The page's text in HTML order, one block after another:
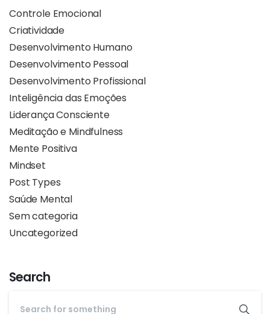
Controle Emocional
Criatividade
Desenvolvimento Humano
Desenvolvimento Pessoal
Desenvolvimento Profissional
Inteligência das Emoções
Liderança Consciente
Meditação e Mindfulness
Mente Positiva
Mindset
Post Types
Saúde Mental
Sem categoria
Uncategorized
Search